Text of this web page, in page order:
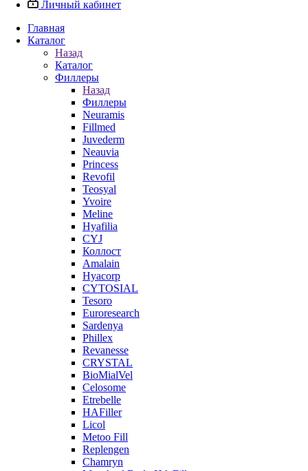
Личный кабинет
Главная
Каталог
Назад
Каталог
Филлеры
Назад
Филлеры
Neuramis
Fillmed
Juvederm
Neauvia
Princess
Revofil
Teosyal
Yvoire
Meline
Hyafilia
CYJ
Коллост
Amalain
Hyacorp
CYTOSIAL
Tesoro
Euroresearch
Sardenya
Phillex
Revanesse
CRYSTAL
BioMialVel
Celosome
Etrebelle
HAFiller
Licol
Metoo Fill
Replengen
Chamryn